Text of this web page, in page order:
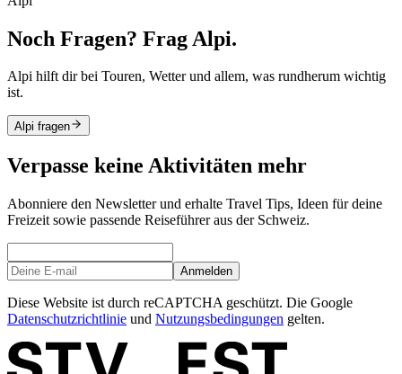
Noch Fragen? Frag Alpi.
Alpi hilft dir bei Touren, Wetter und allem, was rundherum wichtig
ist.
Alpi fragen
Verpasse keine Aktivitäten mehr
Abonniere den Newsletter und erhalte Travel Tips, Ideen für deine
Freizeit sowie passende Reiseführer aus der Schweiz.
Anmelden
Diese Website ist durch reCAPTCHA geschützt. Die Google
Datenschutzrichtlinie und Nutzungsbedingungen gelten.